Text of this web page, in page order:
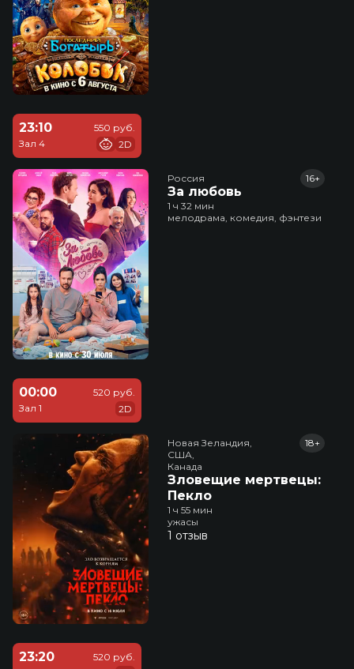
23:10
Зал 4
550 руб.
2D
Россия
За любовь
16+
1 ч 32 мин
мелодрама, комедия, фэнтези
00:00
Зал 1
520 руб.
2D
Новая Зеландия,
США,
Канада
Зловещие мертвецы:
Пекло
18+
1 ч 55 мин
ужасы
1 отзыв
23:20
520 руб.